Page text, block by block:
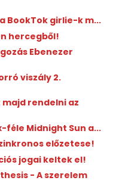
BookTok girlie-k m...
hercegből!
Ebenezer
viszály 2.
rendelni az
féle Midnight Sun a...
előzetese!
jogai keltek el!
- A szerelem